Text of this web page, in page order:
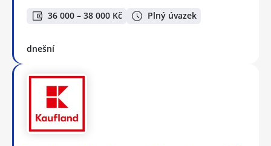
36 000 – 38 000 Kč Plný úvazek
dnešní